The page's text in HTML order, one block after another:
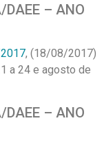
DAEE – ANO
, (18/08/2017)
a 24 e agosto de
DAEE – ANO